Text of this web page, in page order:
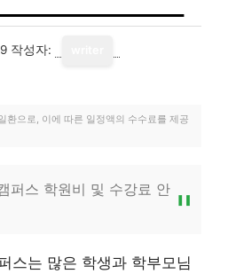
작성자:
환으로, 이에 따른 일정액의 수수료를 제공
퍼스 학원비 및 수강료 안
스는 많은 학생과 학부모님